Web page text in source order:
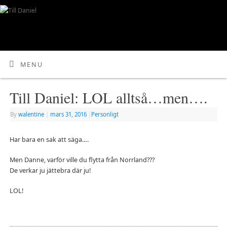
MENU
Till Daniel: LOL alltså…men….
By walentine mars 31, 2016 Personligt
Har bara en sak att säga….
Men Danne, varför ville du flytta från Norrland???
De verkar ju jättebra där ju!
LOL!